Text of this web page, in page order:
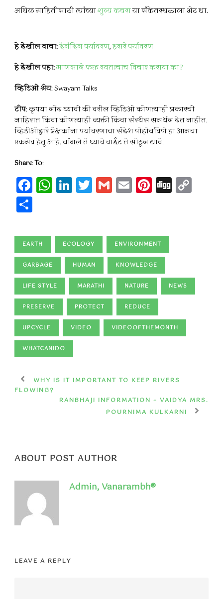
अधिक माहितीसाठी त्यांच्याशून्य कचराया संकेतस्थळाला भेट द्या.
हे देखील वाचा:दैनंदिन पर्यावरण,हसरे पर्यावरण
हे देखील पहा:माणसाने फक्त स्वतःचाच विचार करावा का?
व्हिडिओ श्रेय: Swayam Talks
टीप: कृपया नोंद घ्यावी की वरील व्हिडिओ कोणत्याही प्रकारची
जाहिरात किंवा कोणत्याही व्यक्ती किंवा संस्थेस समर्थन देत नाहीत.
व्हिडीओद्वारे प्रेक्षकांना पर्यावरणाचा संदेश पोहोचविणे हा आमचा
एकमेव हेतू आहे. चांगले ते घ्यावे वाईट ते सोडून द्यावे.
Share To:
Facebook
WhatsApp
LinkedIn
Twitter
Gmail
EmailDigg
EARTH ECOLOGY ENVIRONMENT
GARBAGE HUMAN KNOWLEDGE
LIFE STYLE MARATHI NATURE NEWS
PRESERVE PROTECT REDUCE
UPCYCLE VIDEO VIDEOOFTHEMONTH
WHATCANIDO
WHY IS IT IMPORTANT TO KEEP RIVERS
FLOWING?
RANBHAJI INFORMATION – VAIDYA MRS.
POURNIMA KULKARNI
ABOUT POST AUTHOR
Admin, Vanarambh®
LEAVE A REPLY